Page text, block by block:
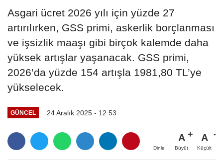
Asgari ücret 2026 yılı için yüzde 27
artırılırken, GSS primi, askerlik borçlanması
ve işsizlik maaşı gibi birçok kalemde daha
yüksek artışlar yaşanacak. GSS primi,
2026’da yüzde 154 artışla 1981,80 TL’ye
yükselecek.
GÜNCEL 24 Aralık 2025 - 12:53
Dinle
A
Büyüt
A
Küçült